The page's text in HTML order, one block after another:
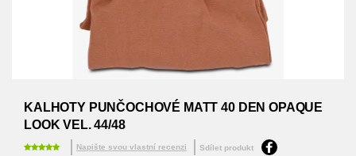
začátek
galerie
KALHOTY PUNČOCHOVÉ MATT 40 DEN OPAQUE
LOOK VEL. 44/48
Napište svou vlastní recenzi Sdílet produkt